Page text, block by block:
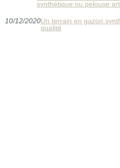
synthétique ou pelouse
10/12/2020Un terrain en gazon
qualité